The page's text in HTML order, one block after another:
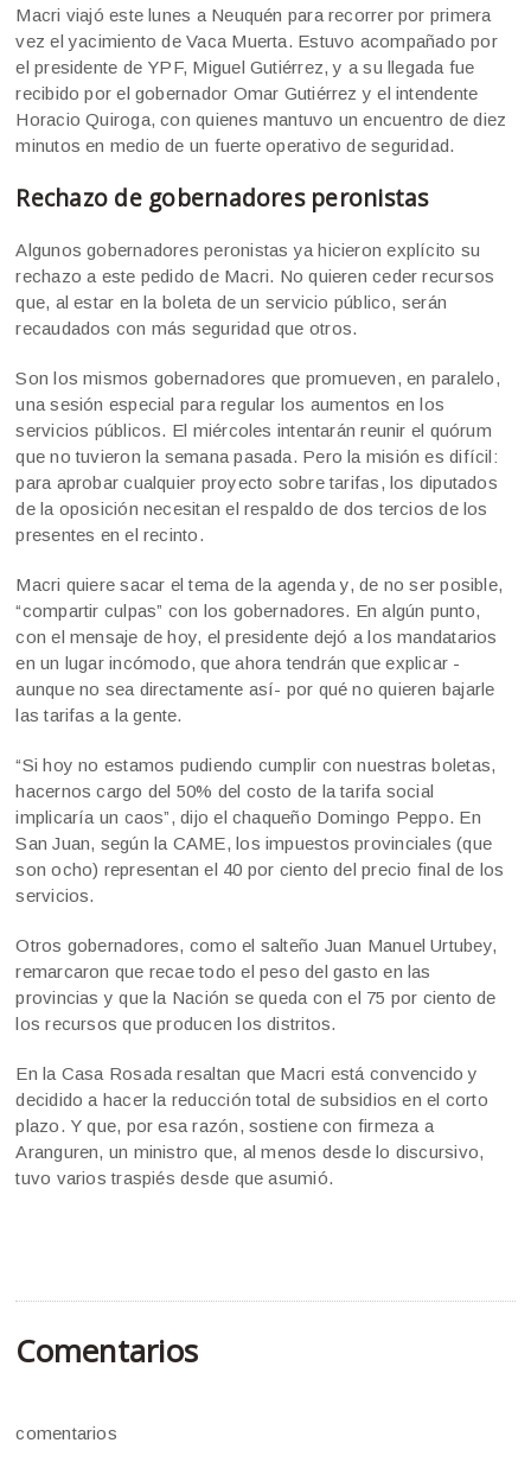
Macri viajó este lunes a Neuquén para recorrer por primera
vez el yacimiento de Vaca Muerta. Estuvo acompañado por
el presidente de YPF, Miguel Gutiérrez, y a su llegada fue
recibido por el gobernador Omar Gutiérrez y el intendente
Horacio Quiroga, con quienes mantuvo un encuentro de diez
minutos en medio de un fuerte operativo de seguridad.
Rechazo de gobernadores peronistas
Algunos gobernadores peronistas ya hicieron explícito su
rechazo a este pedido de Macri. No quieren ceder recursos
que, al estar en la boleta de un servicio público, serán
recaudados con más seguridad que otros.
Son los mismos gobernadores que promueven, en paralelo,
una sesión especial para regular los aumentos en los
servicios públicos. El miércoles intentarán reunir el quórum
que no tuvieron la semana pasada. Pero la misión es difícil:
para aprobar cualquier proyecto sobre tarifas, los diputados
de la oposición necesitan el respaldo de dos tercios de los
presentes en el recinto.
Macri quiere sacar el tema de la agenda y, de no ser posible,
“compartir culpas” con los gobernadores. En algún punto,
con el mensaje de hoy, el presidente dejó a los mandatarios
en un lugar incómodo, que ahora tendrán que explicar -
aunque no sea directamente así- por qué no quieren bajarle
las tarifas a la gente.
“Si hoy no estamos pudiendo cumplir con nuestras boletas,
hacernos cargo del 50% del costo de la tarifa social
implicaría un caos”, dijo el chaqueño Domingo Peppo. En
San Juan, según la CAME, los impuestos provinciales (que
son ocho) representan el 40 por ciento del precio final de los
servicios.
Otros gobernadores, como el salteño Juan Manuel Urtubey,
remarcaron que recae todo el peso del gasto en las
provincias y que la Nación se queda con el 75 por ciento de
los recursos que producen los distritos.
En la Casa Rosada resaltan que Macri está convencido y
decidido a hacer la reducción total de subsidios en el corto
plazo. Y que, por esa razón, sostiene con firmeza a
Aranguren, un ministro que, al menos desde lo discursivo,
tuvo varios traspiés desde que asumió.
Comentarios
comentarios